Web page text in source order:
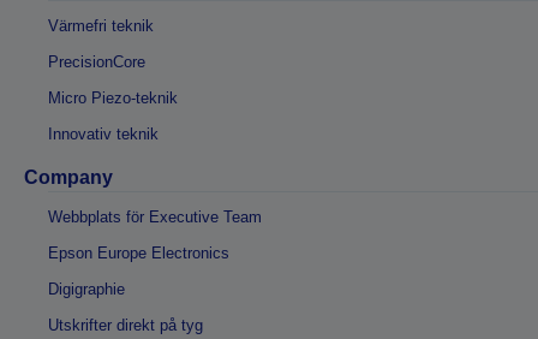
Värmefri teknik
PrecisionCore
Micro Piezo-teknik
Innovativ teknik
Company
Webbplats för Executive Team
Epson Europe Electronics
Digigraphie
Utskrifter direkt på tyg